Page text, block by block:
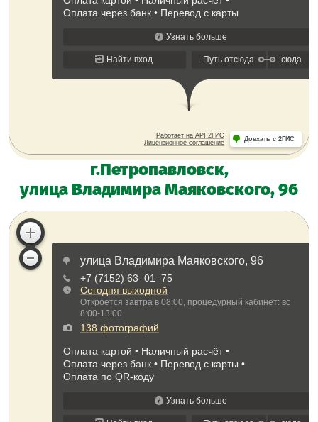
г.Петропавловск,
улица Владимира Маяковского, 96